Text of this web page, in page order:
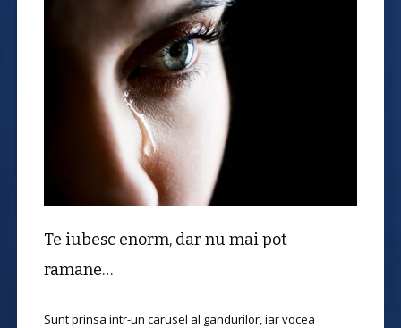
Te iubesc enorm, dar nu mai pot
ramane…
Sunt prinsa intr-un carusel al gandurilor, iar vocea